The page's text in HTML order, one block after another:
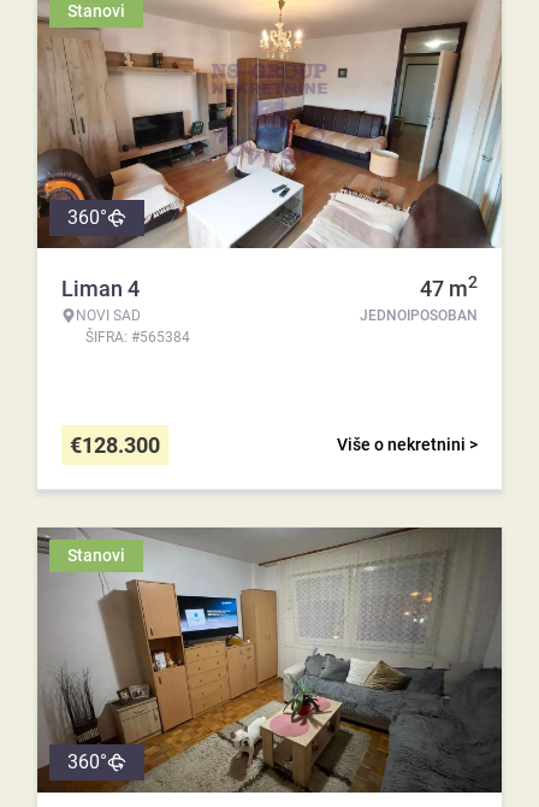
Stanovi
360°
Liman 4
NOVI SAD
ŠIFRA: #565384
47 m2
JEDNOIPOSOBAN
Više o nekretnini >
€128.300
Stanovi
360°